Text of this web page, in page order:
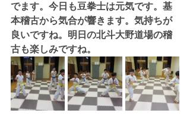
でます。今日も豆拳士は元気です。基
本稽古から気合が響きます。気持ちが
良いですね。明日の北斗大野道場の稽
古も楽しみですね。